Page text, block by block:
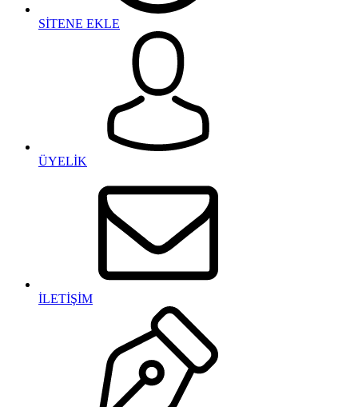
SİTENE EKLE
ÜYELİK
İLETİŞİM